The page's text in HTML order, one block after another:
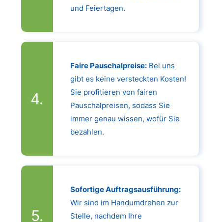
und Feiertagen.
Faire Pauschalpreise:Bei uns
gibt es keine versteckten Kosten!
Sie profitieren von fairen
Pauschalpreisen, sodass Sie
immer genau wissen, wofür Sie
bezahlen.
Sofortige Auftragsausführung:
Wir sind im Handumdrehen zur
Stelle, nachdem Ihre